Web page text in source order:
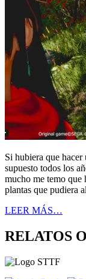
Si hubiera que
supuesto todos los
mucho me temo que
plantas que pudiera
LEER MÁS…
RELATOS